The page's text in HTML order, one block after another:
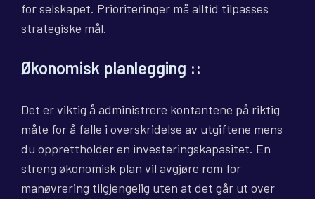
for selskapet. Prioriteringer må alltid tilpasses
strategiske mål.
Økonomisk planlegging ::
Det er viktig å administrere kontantene på riktig
måte for å falle i overskridelse av utgiftene mens
du opprettholder en investeringskapasitet. En
streng økonomisk plan vil avgjøre rom for
manøvrering tilgjengelig uten at det går ut over